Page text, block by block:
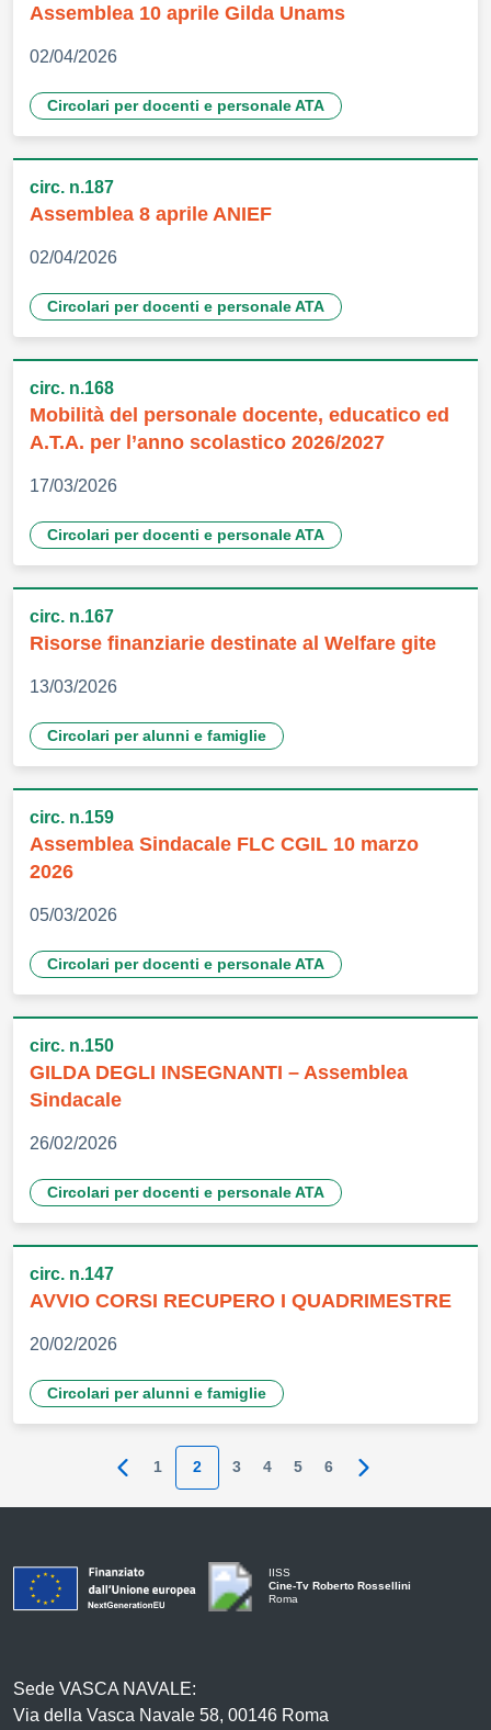
Assemblea 10 aprile Gilda Unams
02/04/2026
Circolari per docenti e personale ATA
circ. n.187
Assemblea 8 aprile ANIEF
02/04/2026
Circolari per docenti e personale ATA
circ. n.168
Mobilità del personale docente, educatico ed
A.T.A. per l’anno scolastico 2026/2027
17/03/2026
Circolari per docenti e personale ATA
circ. n.167
Risorse finanziarie destinate al Welfare gite
13/03/2026
Circolari per alunni e famiglie
circ. n.159
Assemblea Sindacale FLC CGIL 10 marzo
2026
05/03/2026
Circolari per docenti e personale ATA
circ. n.150
GILDA DEGLI INSEGNANTI – Assemblea
Sindacale
26/02/2026
Circolari per docenti e personale ATA
circ. n.147
AVVIO CORSI RECUPERO I QUADRIMESTRE
20/02/2026
Circolari per alunni e famiglie
Pagina precedente
1 2 3 4 5 6 Pagina
IISS
Cine-Tv Roberto Rossellini
Roma
Sede VASCA NAVALE:
Via della Vasca Navale 58, 00146 Roma